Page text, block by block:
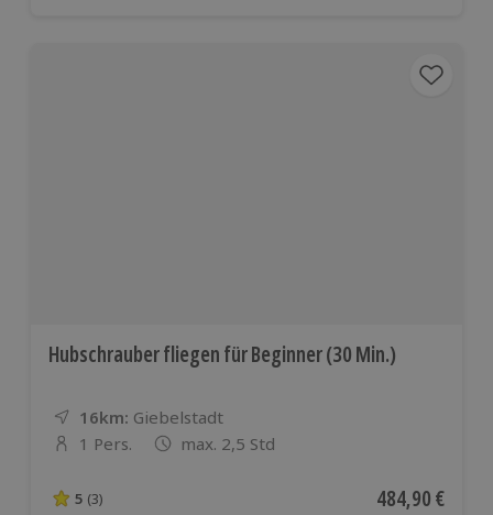
Hubschrauber fliegen für Beginner (30 Min.)
16km: Entfernung
Standort
Giebelstadt
Anzahl der Teilnehmer
1 Pers. max. 2,5 Std
5 von 5 Sternen basierend auf 3 Bewertungen
5 (3) Aktueller Preis
484,90 €